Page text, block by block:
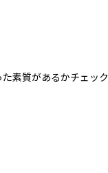
素質があるかチェック